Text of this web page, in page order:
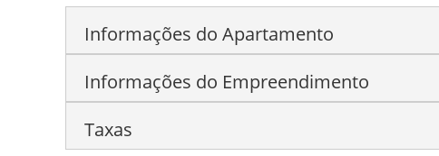
Informações do Apartamento
Living Lavabo Cozinha Área de Serviço
Sacada técnica
Informações do Empreendimento
Piscina adulto
Taxas